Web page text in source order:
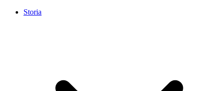
Storia